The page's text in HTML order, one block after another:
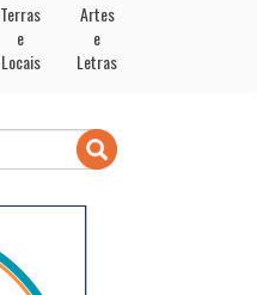
Terras
e
Locais
Artes
e
Letras